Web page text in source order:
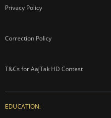
Privacy Policy
Correction Policy
T&Cs for AajTak HD Contest
EDUCATION: